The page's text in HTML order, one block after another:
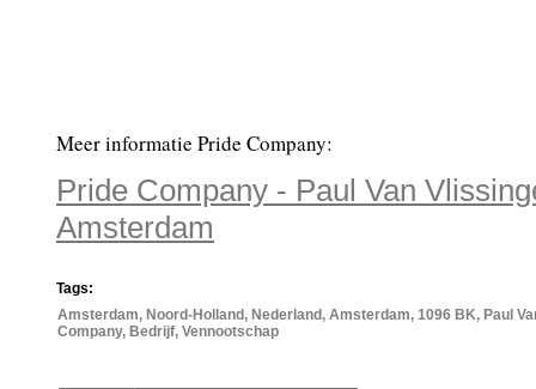
Meer informatie Pride Company:
Pride Company - Paul Van
Amsterdam
Tags:
Amsterdam, Noord-Holland, Nederland, Amsterdam, 1096 BK, Paul
Company, Bedrijf, Vennootschap